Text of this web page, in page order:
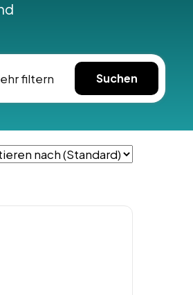
filtern Suchen